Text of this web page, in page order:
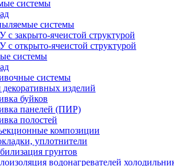
системы
системы
с закрыто-ячеистой структурой
с открыто-ячеистой структурой
системы
системы
декоративных изделий
буйков
панелей (ПИР)
полостей
композиции
уплотнители
грунтов
водонагревателей